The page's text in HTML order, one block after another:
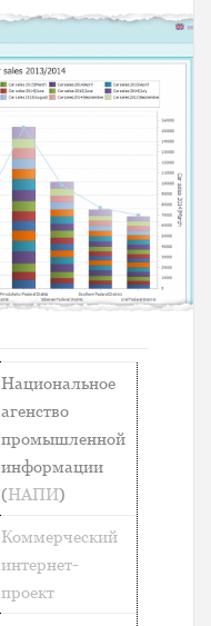
Национальное
агенство
промышленной
информации
(НАПИ)
Коммерческий
интернет-
проект